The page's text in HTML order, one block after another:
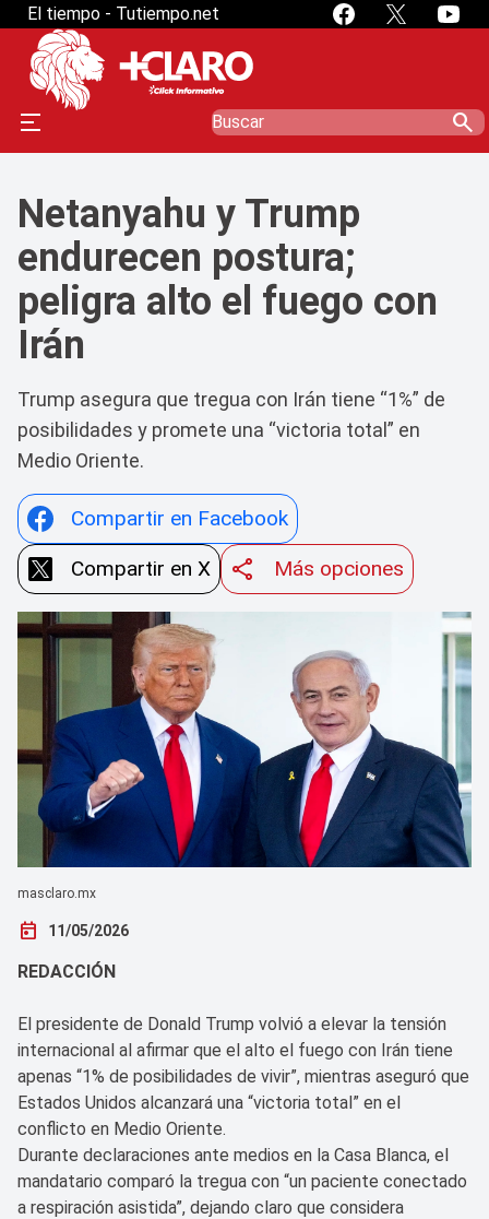
El tiempo - Tutiempo.net
search
Netanyahu y Trump
endurecen postura;
peligra alto el fuego con
Irán
Trump asegura que tregua con Irán tiene “1%” de
posibilidades y promete una “victoria total” en
Medio Oriente.
Compartir en Facebook
Compartir en X
Más opciones
masclaro.mx
today 11/05/2026
REDACCIÓN
El presidente de Donald Trump volvió a elevar la tensión
internacional al afirmar que el alto el fuego con Irán tiene
apenas “1% de posibilidades de vivir”, mientras aseguró que
Estados Unidos alcanzará una “victoria total” en el
conflicto en Medio Oriente.
Durante declaraciones ante medios en la Casa Blanca, el
mandatario comparó la tregua con “un paciente conectado
a respiración asistida”, dejando claro que considera